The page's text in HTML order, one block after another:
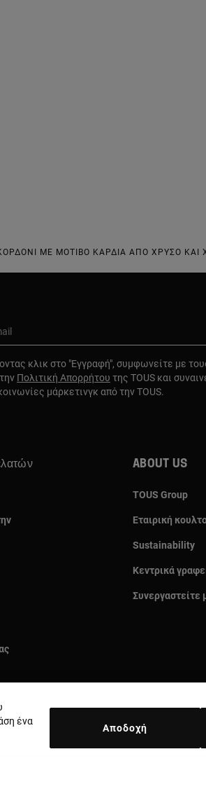
ΜΕ ΜΟΤΊΒΟ ΚΑΡΔΙΆ ΑΠΌ ΧΡΥΣΌ ΚΑΙ
κλικ στο "Εγγραφή", συμφωνείτε με
Πολιτική Απορρήτου της TOUS και
μάρκετινγκ από την TOUS.
About us
TOUS Group
Εταιρική
Sustainability
Κεντρικά
Συνεργαστείτε
και νόμισμα: Greece / Euro
ένα
Αποδοχή